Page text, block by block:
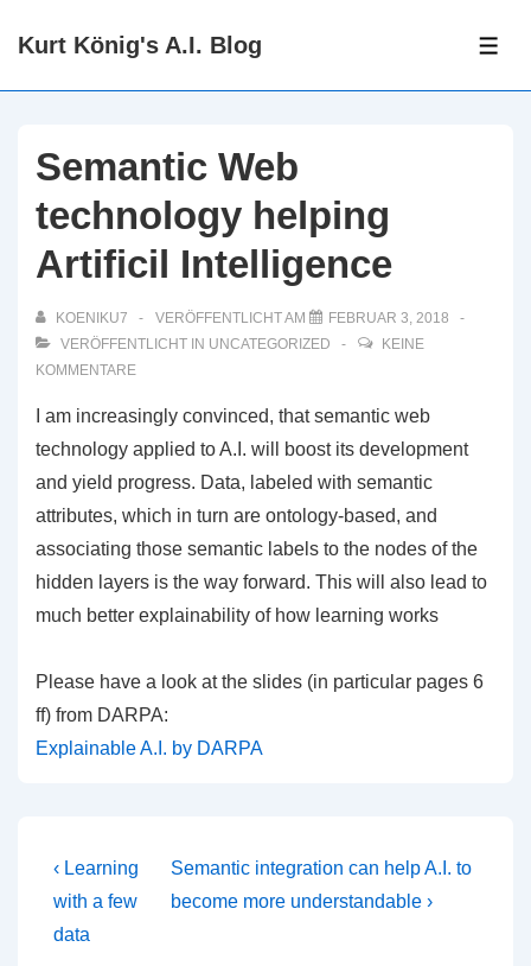
ZumKurt König's A.I. Blog
Semantic Web
technology helping
Artificil Intelligence
KOENIKU7 VERÖFFENTLICHT AM
FEBRUAR 3, 2018
VERÖFFENTLICHT IN UNCATEGORIZED
KEINE
KOMMENTARE
I am increasingly convinced, that semantic web
technology applied to A.I. will boost its development
and yield progress. Data, labeled with semantic
attributes, which in turn are ontology-based, and
associating those semantic labels to the nodes of the
hidden layers is the way forward. This will also lead to
much better explainability of how learning works
Please have a look at the slides (in particular pages 6
ff) from DARPA:
Explainable A.I. by DARPA
Beitragsnavigation
Vorheriger
Beitrag
ist
‹ Learning
with a few
data
Nächster
Beitrag
Semantic integration can help A.I. to
become more understandable ›